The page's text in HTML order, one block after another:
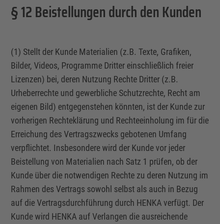
§ 12 Beistellungen durch den Kunden
(1) Stellt der Kunde Materialien (z.B. Texte, Grafiken,
Bilder, Videos, Programme Dritter einschließlichfreier
Lizenzen) bei, deren Nutzung Rechte Dritter (z.B.
Urheberrechte und gewerbliche Schutzrechte, Recht am
eigenen Bild) entgegenstehen könnten, ist der Kunde zur
vorherigen Rechteklärung und Rechteeinholung im für die
Erreichung des Vertragszwecks gebotenen Umfang
verpflichtet. Insbesondere wird der Kunde vor jeder
Beistellung von Materialien nach Satz 1 prüfen, ob der
Kunde über die notwendigen Rechte zu deren Nutzung im
Rahmen des Vertrags sowohl selbst als auch in Bezug
auf die Vertragsdurchführung durch HENKA verfügt. Der
Kunde wird HENKA auf Verlangen die ausreichende